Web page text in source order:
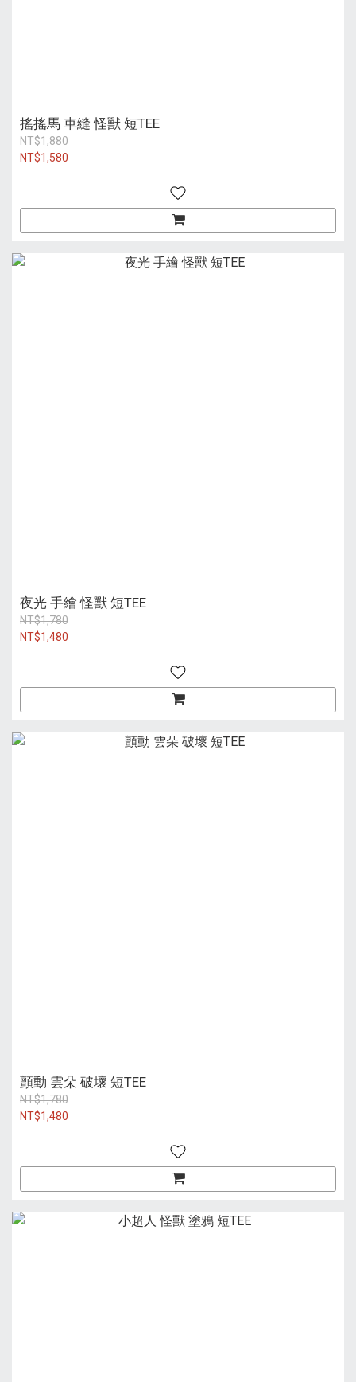
搖搖馬 車縫 怪獸 短TEE
NT$1,880
NT$1,580
夜光 手繪 怪獸 短TEE
NT$1,780
NT$1,480
顫動 雲朵 破壞 短TEE
NT$1,780
NT$1,480